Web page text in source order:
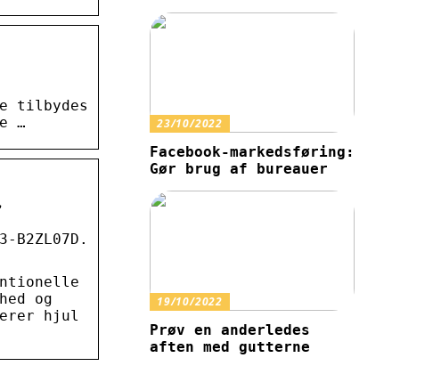
tilbydes
…
og
hjul
23/10/2022
Facebook-markedsføring:
Gør brug af bureauer
19/10/2022
Prøv en anderledes
aften med gutterne